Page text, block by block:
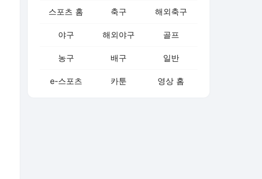
스포츠 홈 축구 해외축구
야구 해외야구 골프
농구 배구 일반
e-스포츠 카툰 영상 홈